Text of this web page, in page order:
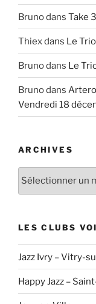
Brunodans Take
Thiexdans Le
Brunodans Le
Brunodans Artero
Vendredi 18
ARCHIVES
Archives
LES CLUBS
Jazz Ivry – Vitry-
Happy Jazz –